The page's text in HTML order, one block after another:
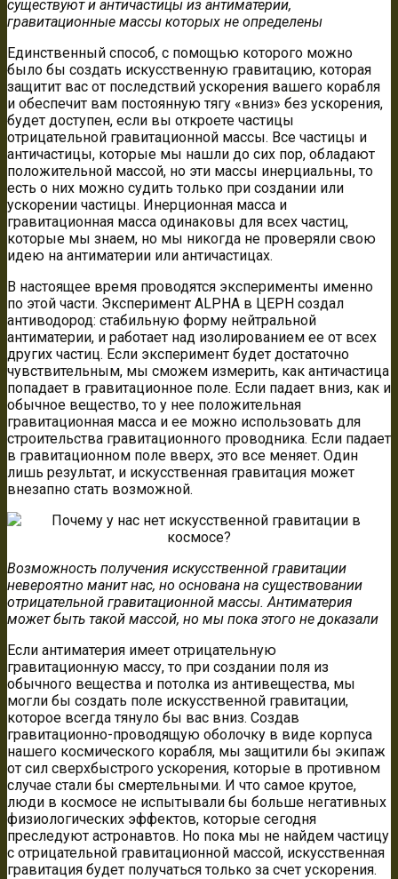
существуют и античастицы из антиматерии,
гравитационные массы которых не определены
Единственный способ, с помощью которого можно
было бы создать искусственную гравитацию, которая
защитит вас от последствий ускорения вашего корабля
и обеспечит вам постоянную тягу «вниз» без ускорения,
будет доступен, если вы откроете частицы
отрицательной гравитационной массы. Все частицы и
античастицы, которые мы нашли до сих пор, обладают
положительной массой, но эти массы инерциальны, то
есть о них можно судить только при создании или
ускорении частицы. Инерционная масса и
гравитационная масса одинаковы для всех частиц,
которые мы знаем, но мы никогда не проверяли свою
идею на антиматерии или античастицах.
В настоящее время проводятся эксперименты именно
по этой части. Эксперимент ALPHA в ЦЕРН создал
антиводород: стабильную форму нейтральной
антиматерии, и работает над изолированием ее от всех
других частиц. Если эксперимент будет достаточно
чувствительным, мы сможем измерить, как античастица
попадает в гравитационное поле. Если падает вниз, как и
обычное вещество, то у нее положительная
гравитационная масса и ее можно использовать для
строительства гравитационного проводника. Если падает
в гравитационном поле вверх, это все меняет. Один
лишь результат, и искусственная гравитация может
внезапно стать возможной.
Возможность получения искусственной гравитации
невероятно манит нас, но основана на существовании
отрицательной гравитационной массы. Антиматерия
может быть такой массой, но мы пока этого не доказали
Если антиматерия имеет отрицательную
гравитационную массу, то при создании поля из
обычного вещества и потолка из антивещества, мы
могли бы создать поле искусственной гравитации,
которое всегда тянуло бы вас вниз. Создав
гравитационно-проводящую оболочку в виде корпуса
нашего космического корабля, мы защитили бы экипаж
от сил сверхбыстрого ускорения, которые в противном
случае стали бы смертельными. И что самое крутое,
люди в космосе не испытывали бы больше негативных
физиологических эффектов, которые сегодня
преследуют астронавтов. Но пока мы не найдем частицу
с отрицательной гравитационной массой, искусственная
гравитация будет получаться только за счет ускорения.